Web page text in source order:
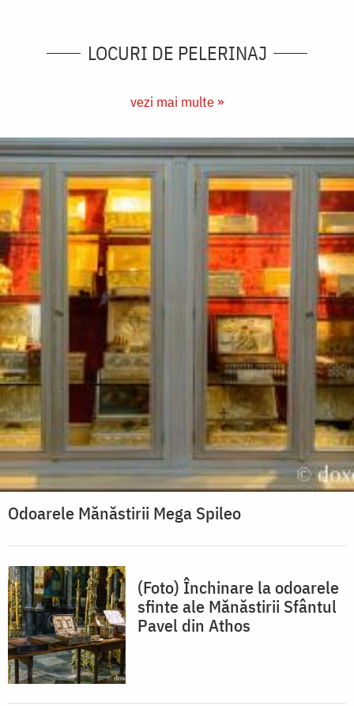
LOCURI DE PELERINAJ
vezi mai multe »
Odoarele Mănăstirii Mega Spileo
(Foto) Închinare la odoarele
sfinte ale Mănăstirii Sfântul
Pavel din Athos